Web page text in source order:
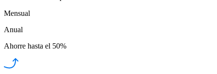
Mensual
Anual
Ahorre hasta el 50%